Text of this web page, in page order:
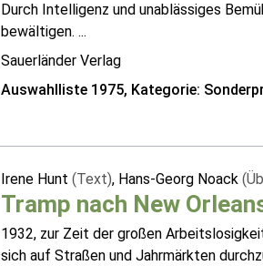
Durch Intelligenz und unablässiges
bewältigen. ...
Sauerländer Verlag
Auswahlliste 1975, Kategorie:
Irene Hunt (Text), Hans-Georg Noack
Tramp nach New
1932, zur Zeit der großen
sich auf Straßen und Jahrmärkten